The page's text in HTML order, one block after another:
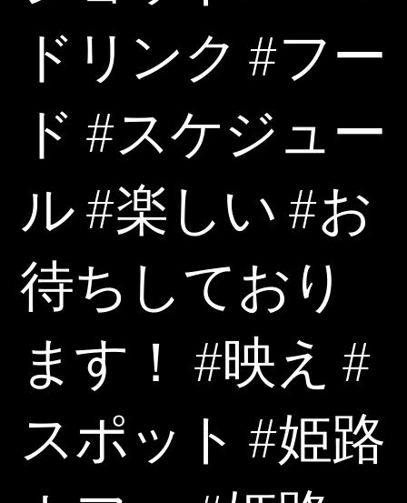
ドリンク #フー
ド #スケジュー
ル #楽しい #お
待ちしており
ます！ #映え #
スポット #姫路